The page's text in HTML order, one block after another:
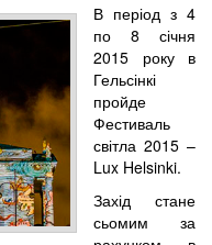
В період з 4
по 8 січня
2015 року в
Гельсінкі
пройде
Фестиваль
світла 2015 –
Lux Helsinki.
Захід стане
сьомим за